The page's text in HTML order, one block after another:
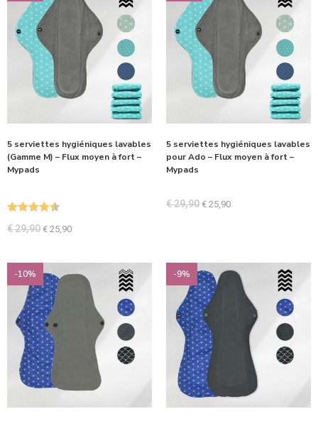
5 serviettes hygiéniques lavables
(Gamme M) – Flux moyen à fort –
Mypads
€29,90 € 25,90
5 serviettes hygiéniques lavables
pour Ado – Flux moyen à fort –
Mypads
€29,90 € 25,90
-10% -9%